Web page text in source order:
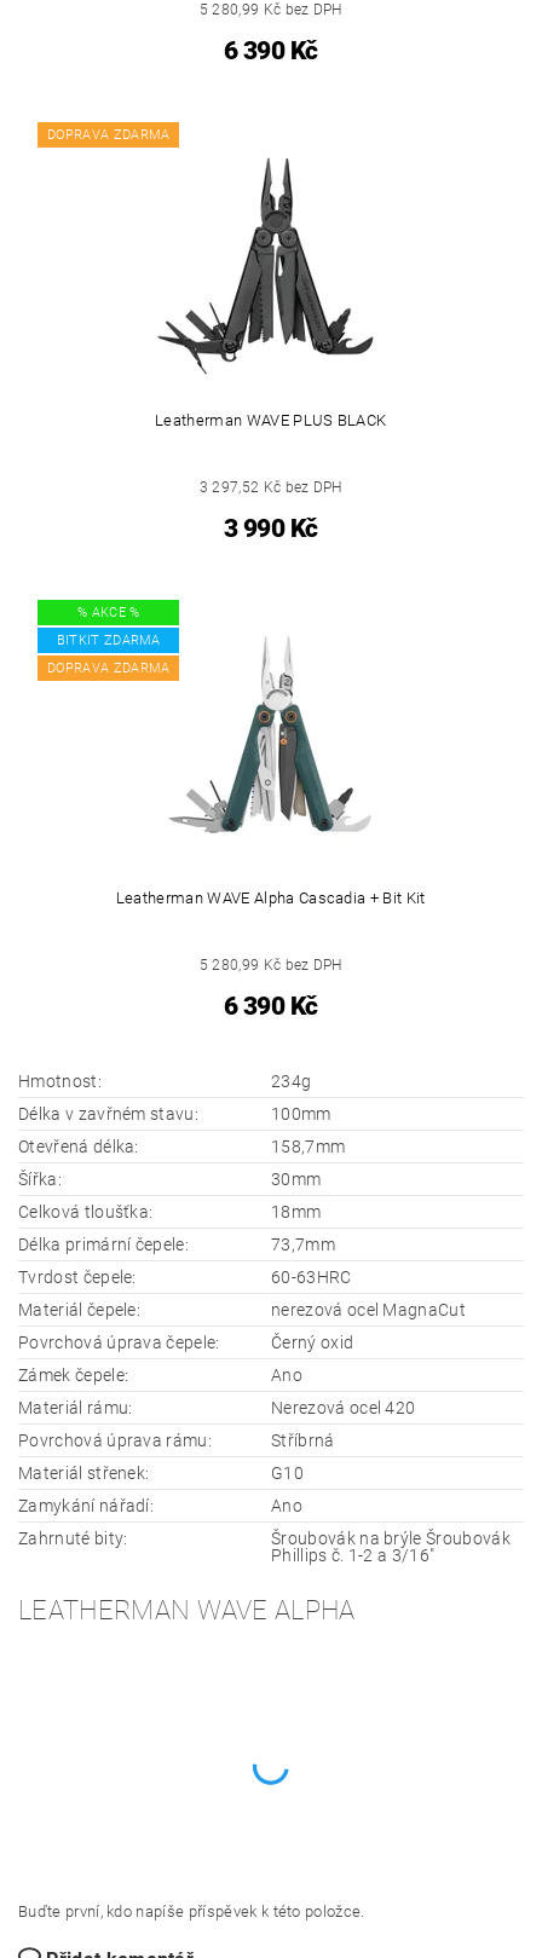
5 280,99 Kč bez DPH
6 390 Kč
DOPRAVA ZDARMA
Leatherman WAVE PLUS BLACK
3 297,52 Kč bez DPH
3 990 Kč
% AKCE %
BITKIT ZDARMA
DOPRAVA ZDARMA
Leatherman WAVE Alpha Cascadia + Bit Kit
5 280,99 Kč bez DPH
6 390 Kč
Hmotnost:
234g
Délka v zavřném stavu:
100mm
Otevřená délka:
158,7mm
Šířka:
30mm
Celková tloušťka:
18mm
Délka primární čepele:
73,7mm
Tvrdost čepele:
60-63HRC
Materiál čepele:
nerezová ocel MagnaCut
Povrchová úprava čepele:
Černý oxid
Zámek čepele:
Ano
Materiál rámu:
Nerezová ocel 420
Povrchová úprava rámu:
Stříbrná
Materiál střenek:
G10
Zamykání nářadí:
Ano
Zahrnuté bity:
Šroubovák na brýle Šroubovák
Phillips č. 1-2 a 3/16"
LEATHERMAN WAVE ALPHA
Buďte první, kdo napíše příspěvek k této položce.